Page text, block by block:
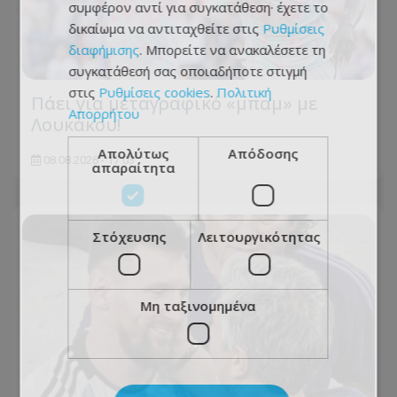
Πάει για μεταγραφικό «μπαμ» με
Λουκάκου!
08.08.2026 - 17:03
συμφέρον αντί για συγκατάθεση· έχετε το
δικαίωμα να αντιταχθείτε στις Ρυθμίσεις
διαφήμισης. Μπορείτε να ανακαλέσετε τη
συγκατάθεσή σας οποιαδήποτε στιγμή
στις Ρυθμίσεις cookies. Πολιτική
Απορρήτου
Απολύτως
απαραίτητα
Απόδοσης
Στόχευσης Λειτουργικότητας
Μη ταξινομημένα